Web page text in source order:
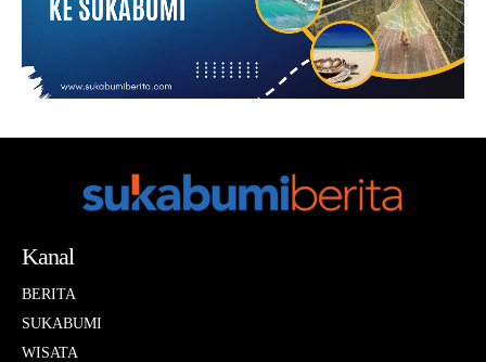
Kanal
BERITA
SUKABUMI
WISATA